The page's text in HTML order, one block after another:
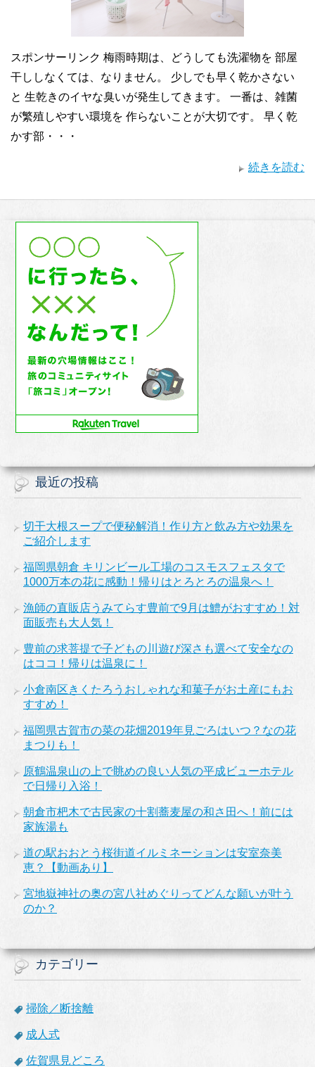
スポンサーリンク 梅雨時期は、どうしても洗濯物を 部屋
干ししなくては、なりません。 少しでも早く乾かさない
と 生乾きのイヤな臭いが発生してきます。 一番は、雑菌
が繁殖しやすい環境を 作らないことが大切です。 早く乾
かす部・・・
続きを読む
最近の投稿
切干大根スープで便秘解消！作り方と飲み方や効果を
ご紹介します
福岡県朝倉 キリンビール工場のコスモスフェスタで
1000万本の花に感動！帰りはとろとろの温泉へ！
漁師の直販店うみてらす豊前で9月は鱧がおすすめ！対
面販売も大人気！
豊前の求菩提で子どもの川遊び深さも選べて安全なの
はココ！帰りは温泉に！
小倉南区きくたろうおしゃれな和菓子がお土産にもお
すすめ！
福岡県古賀市の菜の花畑2019年見ごろはいつ？なの花
まつりも！
原鶴温泉山の上で眺めの良い人気の平成ビューホテル
で日帰り入浴！
朝倉市杷木で古民家の十割蕎麦屋の和さ田へ！前には
家族湯も
道の駅おおとう桜街道イルミネーションは安室奈美
恵？【動画あり】
宮地嶽神社の奥の宮八社めぐりってどんな願いが叶う
のか？
カテゴリー
掃除／断捨離
成人式
佐賀県見どころ